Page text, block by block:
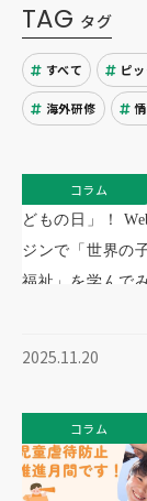
TAG タグ
すべて ピ
海外研修
2025.11.20
コラム
コラム